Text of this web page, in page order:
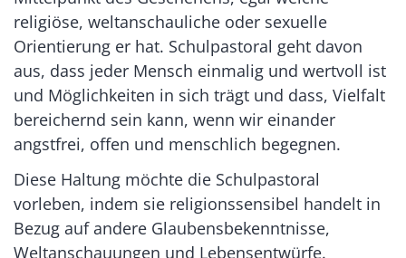
religiöse, weltanschauliche oder sexuelle
Orientierung er hat. Schulpastoral geht davon
aus, dass jeder Mensch einmalig und wertvoll ist
und Möglichkeiten in sich trägt und dass, Vielfalt
bereichernd sein kann, wenn wir einander
angstfrei, offen und menschlich begegnen.
Diese Haltung möchte die Schulpastoral
vorleben, indem sie religionssensibel handelt in
Bezug auf andere Glaubensbekenntnisse,
Weltanschauungen und Lebensentwürfe.